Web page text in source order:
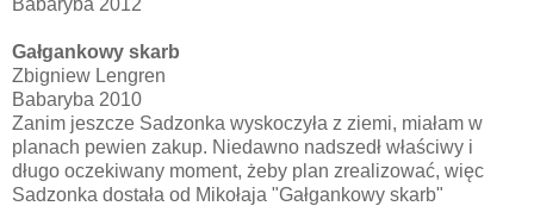
Gałgankowy skarb
Zbigniew Lengren
Babaryba 2010
Zanim jeszcze Sadzonka wyskoczyła z ziemi, miałam w
planach pewien zakup. Niedawno nadszedł właściwy i
długo oczekiwany moment, żeby plan zrealizować, więc
Sadzonka dostała od Mikołaja "Gałgankowy skarb"